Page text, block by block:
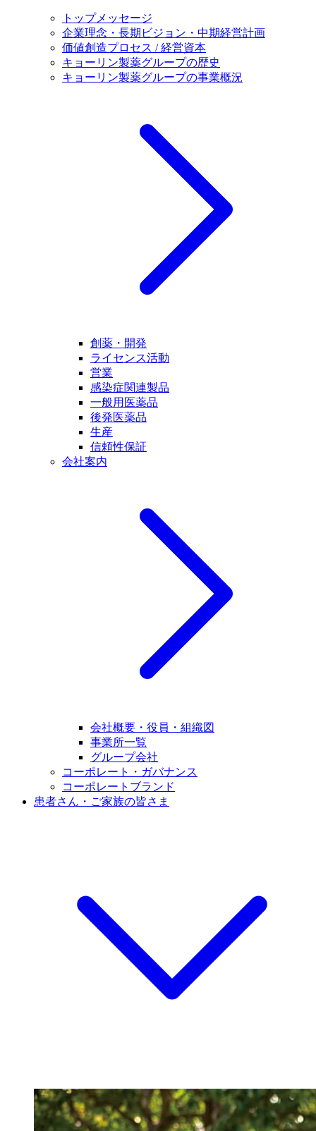
トップメッセージ
企業理念・長期ビジョン・中期経営計画
価値創造プロセス / 経営資本
キョーリン製薬グループの歴史
キョーリン製薬グループの事業概況
創薬・開発
ライセンス活動
営業
感染症関連製品
一般用医薬品
後発医薬品
生産
信頼性保証
会社案内
会社概要・役員・組織図
事業所一覧
グループ会社
コーポレート・ガバナンス
コーポレートブランド
患者さん・ご家族の皆さま